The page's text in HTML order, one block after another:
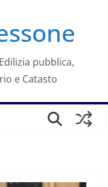
pubblica,
e Catasto